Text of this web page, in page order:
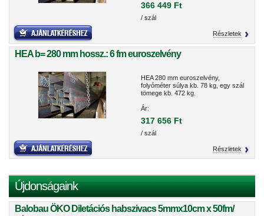
366 449 Ft
/ szál
Részletek
HEA b= 280 mm hossz.: 6 fm euroszelvény
HEA 280 mm euroszelvény,
folyóméter súlya kb. 78 kg, egy szál
tömege kb. 472 kg.
Ár:
317 656 Ft
/ szál
Részletek
Újdonságaink
Balobau ÖKO Diletációs habszivacs 5mmx10cm x 50fm/